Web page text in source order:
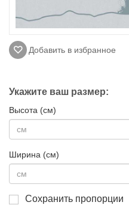
Добавить в избранное
Укажите ваш размер:
Высота (см)
Ширина (см)
Сохранить пропорции